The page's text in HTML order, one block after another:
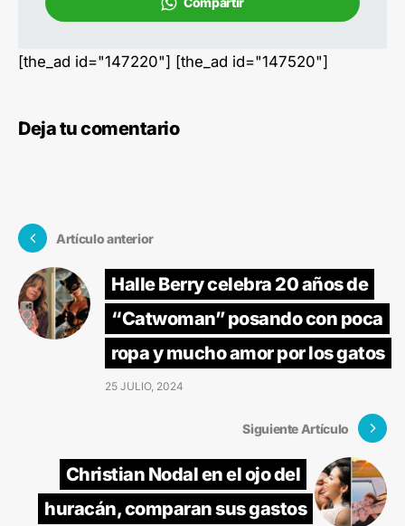
[the_ad id="147220"] [the_ad id="147520"]
Deja tu comentario
Artículo anterior
Halle Berry celebra 20 años de
“Catwoman” posando con poca
ropa y mucho amor por los gatos
25 JULIO, 2024
Siguiente Artículo
Christian Nodal en el ojo del
huracán, comparan sus gastos